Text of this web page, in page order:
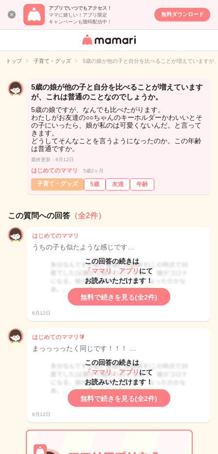
アプリでいつでもアクセス！
ママに嬉しい！アプリ限定
キャンペーンも随時配信中！
無料ダウンロード
女性専用匿名QA
イト
トップ 子育て・グッズ 5歳の娘が他の子と自分を比べることが増えていますが
5歳の娘が他の子と自分を比べることが増えています
が、これは普通のことなのでしょうか。
5歳の娘ですが、なんでも比べたがります。
わたしがお友達の○○ちゃんのキーホルダーかわいいとそ
の子にいったら、娘が私のは可愛くないんだ。と言って
きます。
どうしてそんなことを言うようになったのか。この年齢
は普通ですか。
最終更新：6月12日
はじめてのママリ 5歳2ヶ月
子育て・グッズ 5歳 友達 年齢
この質問への回答 （全2件）
はじめてのママリ
うちの子も似たような感じです…
この回答の続きは
「ママリ」アプリ にて
お読みいただけます！
無料で続きを見る(全2件)
6月12日
はじめてのママリ🔰
まっっっったく同じです！！！ …
この回答の続きは
「ママリ」アプリ にて
お読みいただけます！
無料で続きを見る(全2件)
6月12日